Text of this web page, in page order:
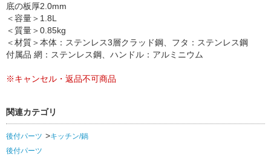
底の板厚2.0mm
＜容量＞1.8L
＜質量＞0.85kg
＜材質＞本体：ステンレス3層クラッド鋼、フタ：ステンレス鋼
付属品 網：ステンレス鋼、ハンドル：アルミニウム
※キャンセル・返品不可商品
関連カテゴリ
後付パーツ
キッチン/鍋
後付パーツ